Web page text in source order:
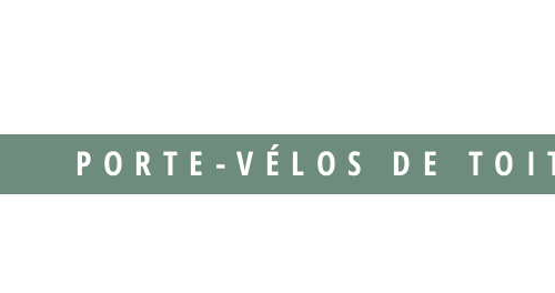
PORTE-VÉLOS DE